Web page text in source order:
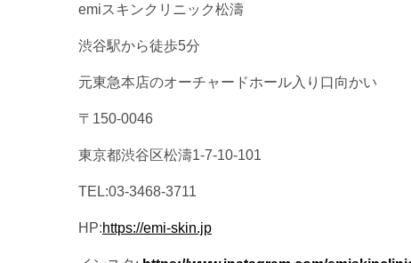
emiスキンクリニック松濤
渋谷駅から徒歩5分
元東急本店のオーチャードホール入り口向かい
〒150-0046
東京都渋谷区松濤1-7-10-101
TEL:03-3468-3711
HP:https://emi-skin.jp